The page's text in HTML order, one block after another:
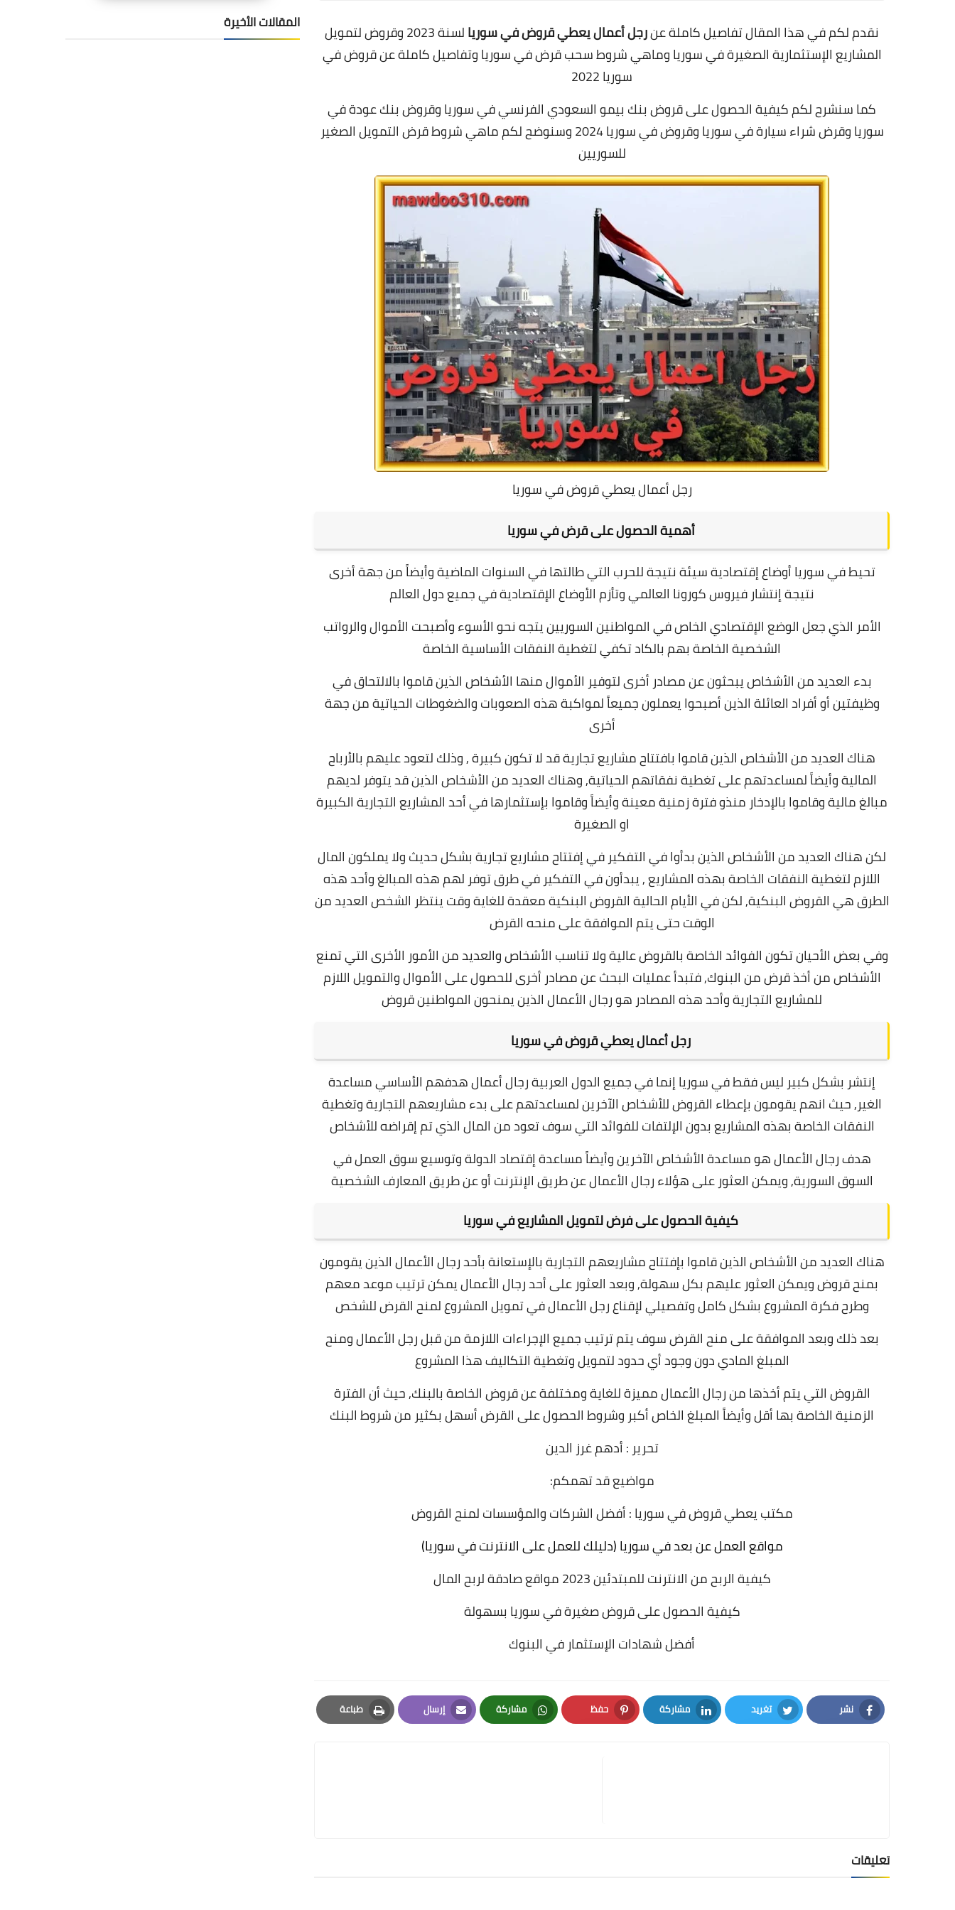
نقدم لكم في هذا المقال تفاصيل كاملة عنرجل أعمال يعطي قروض في سوريا
لسنة 2023 وقروض لتمويل
المشاريع الإستثمارية الصغيرة في سوريا وماهي شروط سحب قرض في سوريا وتفاصيل كاملة عن قروض في
سوريا 2022
كما سنشرح لكم كيفية الحصول على قروض بنك بيمو السعودي الفرنسي في سوريا وقروض بنك عودة في
سوريا وقرض شراء سيارة في سوريا وقروض في سوريا 2024 وسنوضح لكم ماهي شروط قرض التمويل الصغير
للسوريين
رجل أعمال يعطي قروض في سوريا
أهمية الحصول على قرض في سوريا
تحيط في سوريا أوضاع إقتصادية سيئة نتيجة للحرب التي طالتها في السنوات الماضية وأيضاً من جهة أخرى
نتيجة إنتشار فيروس كورونا العالمي وتأزم الأوضاع الإقتصادية في جميع دول العالم
الأمر الذي جعل الوضع الإقتصادي الخاص في المواطنين السوريين يتجه نحو الأسوء وأصبحت الأموال والرواتب
الشخصية الخاصة بهم بالكاد تكفي لتغطية النفقات الأساسية الخاصة
بدء العديد من الأشخاص يبحثون عن مصادر أخرى لتوفير الأموال منها الأشخاص الذين قاموا بالالتحاق في
وظيفتين أو أفراد العائلة الذين أصبحوا يعملون جميعاً لمواكبة هذه الصعوبات والضغوطات الحياتية من جهة
أخرى
هناك العديد من الأشخاص الذين قاموا بافتتاح مشاريع تجارية قد لا تكون كبيرة , وذلك لتعود عليهم بالأرباح
المالية وأيضاً لمساعدتهم على تغطية نفقاتهم الحياتية, وهناك العديد من الأشخاص الذين قد يتوفر لديهم
مبالغ مالية وقاموا بالإدخار منذو فترة زمنية معينة وأيضاً وقاموا بإستثمارها في أحد المشاريع التجارية الكبيرة
او الصغيرة
لكن هناك العديد من الأشخاص الذين بدأوا في التفكير في إفتتاح مشاريع تجارية بشكل حديث ولا يملكون المال
اللازم لتغطية النفقات الخاصة بهذه المشاريع , يبدأون في التفكير في طرق توفر لهم هذه المبالغ وأحد هذه
الطرق هي القروض البنكية,لكن في الأيام الحالية القروض البنكية معقدة للغاية وقت ينتظر الشخص العديد من
الوقت حتى يتم الموافقة على منحه القرض
وفي بعض الأحيان تكون الفوائد الخاصة بالقروض عالية ولا تناسب الأشخاص والعديد من الأمور الأخرى التي تمنع
الأشخاص من أخذ قرض من البنوك,فتبدأ عمليات البحث عن مصادر أخرى للحصول على الأموال والتمويل اللازم
للمشاريع التجارية وأحد هذه المصادر هو رجال الأعمال الذين يمنحون المواطنين قروض
رجل أعمال يعطي قروض في سوريا
إنتشر بشكل كبير ليس فقط في سوريا إنما في جميع الدول العربية رجال أعمال هدفهم الأساسي مساعدة
الغير,حيث انهم يقومون بإعطاء القروض للأشخاص الآخرين لمساعدتهم على بدء مشاريعهم التجارية وتغطية
النفقات الخاصة بهذه المشاريع بدون الإلتفات للفوائد التي سوف تعود من المال الذي تم إقراضه للأشخاص
هدف رجال الأعمال هو مساعدة الأشخاص الآخرين وأيضاً مساعدة إقتصاد الدولة وتوسيع سوق العمل في
السوق السورية, ويمكن العثور على هؤلاء رجال الأعمال عن طريق الإنترنت أو عن طريق المعارف الشخصية
كيفية الحصول على فرض لتمويل المشاريع في سوريا
هناك العديد من الأشخاص الذين قاموا بإفتتاح مشاريعهم التجارية بالإستعانة بأحد رجال الأعمال الذين يقومون
بمنح قروض ويمكن العثور عليهم بكل سهولة, وبعد العثور على أحد رجال الأعمال يمكن ترتيب موعد معهم
وطرح فكرة المشروع بشكل كامل وتفصيلي لإقناع رجل الأعمال في تمويل المشروع لمنح القرض للشخص
بعد ذلك وبعد الموافقة على منح القرض سوف يتم ترتيب جميع الإجراءات اللازمة من قبل رجل الأعمال ومنح
المبلغ المادي دون وجود أي حدود لتمويل وتغطية التكاليف هذا المشروع
القروض التي يتم أخذها من رجال الأعمال مميزة للغاية ومختلفة عن قروض الخاصة بالبنك,حيث أن الفترة
الزمنية الخاصة بها أقل وأيضاً المبلغ الخاص أكبر وشروط الحصول على القرض أسهل بكثير من شروط البنك
تحرير : أدهم غرز الدين
مواضيع قد تهمكم:
مكتب يعطي قروض في سوريا : أفضل الشركات والمؤسسات لمنح القروض
مواقع العمل عن بعد في سوريا (دليلك للعمل على الانترنت في سوريا)
كيفية الربح من الانترنت للمبتدئين 2023 مواقع صادقة لربح المال
كيفية الحصول على قروض صغيرة في سوريا بسهولة
أفضل شهادات الإستثمار في البنوك
نشر
Facebook
تغريد
Twitter
مشاركة
LinkedIn
حفظ
Pinterest
مشاركة
Whatsapp
إرسال
Email
طباعة
Print
تعليقات
المقالات الأخيرة